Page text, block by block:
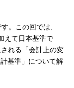
。この回では、
えて日本基準で
れる「会計上の変
基準」について解